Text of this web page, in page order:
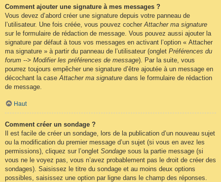
Comment ajouter une signature à mes messages ?
Vous devez d’abord créer une signature depuis votre panneau de
l’utilisateur. Une fois créée, vous pouvez cocherAttacher ma signature
sur le formulaire de rédaction de message. Vous pouvez aussi ajouter la
signature par défaut à tous vos messages en activant l’option « Attacher
ma signature » à partir du panneau de l’utilisateur (onglet Préférences du
forum --> Modifier les préférences de message). Par la suite, vous
pourrez toujours empêcher une signature d’être ajoutée à un message en
décochant la caseAttacher ma signature dans le formulaire de rédaction
de message.
Haut
Comment créer un sondage ?
Il est facile de créer un sondage, lors de la publication d’un nouveau sujet
ou la modification du premier message d’un sujet (si vous en avez les
permissions), cliquez sur l’onglet Sondage sous la partie message (si
vous ne le voyez pas, vous n’avez probablement pas le droit de créer des
sondages). Saisissez le titre du sondage et au moins deux options
possibles, saisissez une option par ligne dans le champ des réponses.